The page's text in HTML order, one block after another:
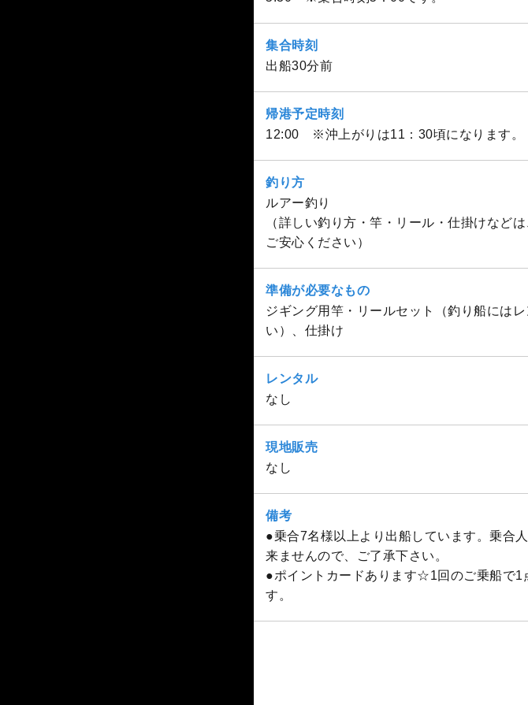
集合時刻
出船30分前
帰港予定時刻
12:00 ※沖上がりは11：30頃になります。
釣り方
ルアー釣り
（詳しい釣り方・竿・リール・仕掛けなど
ご安心ください）
準備が必要なもの
ジギング用竿・リールセット（釣り船には
い）、仕掛け
レンタル
なし
現地販売
なし
備考
●乗合7名様以上より出船しています。乗合
来ませんので、ご了承下さい。
●ポイントカードあります☆1回のご乗船で1
す。